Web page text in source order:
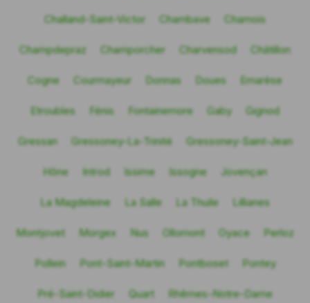
Challand-Saint-Victor Chambave Chamois
Champdepraz Champorcher Charvensod Châtillon
Cogne Courmayeur Donnas Doues Emarèse
Etroubles Fénis Fontainemore Gaby Gignod
Gressan Gressoney-La-Trinité Gressoney-Saint-Jean
Hône Introd Issime Issogne Jovençan
La Magdeleine La Salle La Thuile Lillianes
Montjovet Morgex Nus Ollomont Oyace Perloz
Pollein Pont-Saint-Martin Pontboset Pontey
Pré-Saint-Didier Quart Rhêmes-Notre-Dame